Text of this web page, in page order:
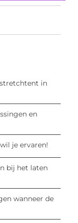
stretchtent in
en
je ervaren!
bij het laten
wanneer de